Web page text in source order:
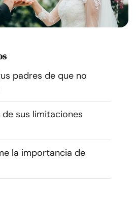
padres de que no
sus limitaciones
la importancia de